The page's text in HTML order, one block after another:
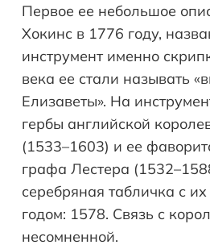
Первое ее небольшое
Хокинс в 1776 году,
инструмент именно
века ее стали называть
Елизаветы». На
гербы английской
(1533–1603) и ее
графа Лестера
серебряная табличка с
годом: 1578. Связь с
несомненной.